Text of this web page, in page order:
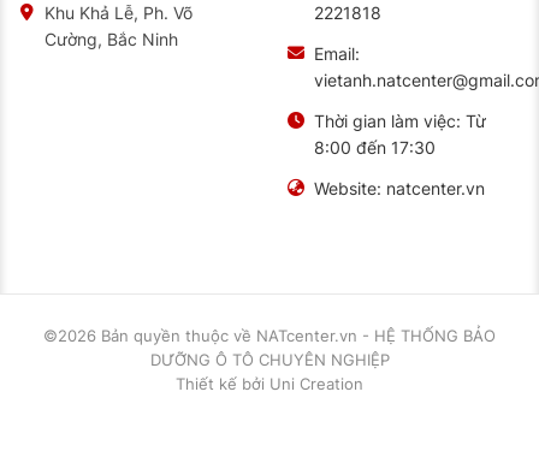
Khu Khả Lễ, Ph. Võ
Cường, Bắc Ninh
2221818
Email:
Thời gian làm việc: Từ
8:00 đến 17:30
Website: natcenter.vn
©2026 Bản quyền thuộc về NATcenter.vn - HỆ THỐNG BẢO
DƯỠNG Ô TÔ CHUYÊN NGHIỆP
Thiết kế bởi Uni Creation